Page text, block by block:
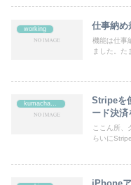
working 仕事納
機能は仕事
ました。た
Stripeを
ード決済
ここん所、
らいに